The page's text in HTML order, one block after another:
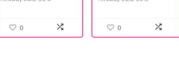
zonnecrème,
0
Natuurlijke
0